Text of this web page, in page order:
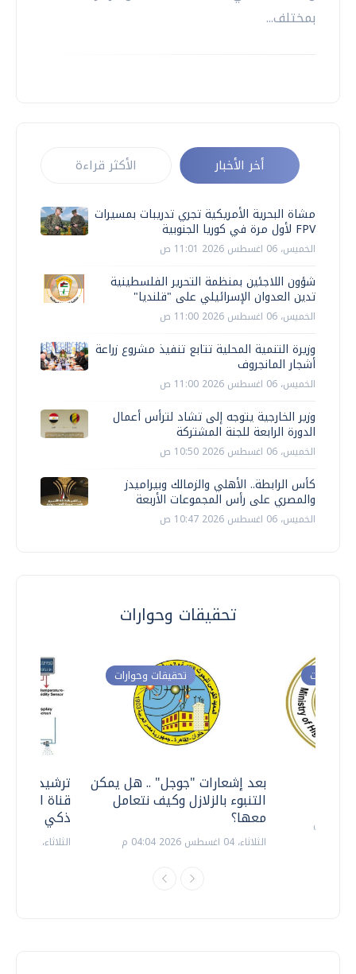
بمختلف...
أخر الأخبار الأكثر قراءة
مشاة البحرية الأمريكية تجري تدريبات بمسيرات
FPV لأول مرة في كوريا الجنوبية
الخميس، 06 اغسطس 2026 11:01 ص
شؤون اللاجئين بمنظمة التحرير الفلسطينية
تدين العدوان الإسرائيلي على "قلنديا"
الخميس، 06 اغسطس 2026 11:00 ص
وزيرة التنمية المحلية تتابع تنفيذ مشروع زراعة
أشجار المانجروف
الخميس، 06 اغسطس 2026 11:00 ص
وزير الخارجية يتوجه إلى تشاد لترأس أعمال
الدورة الرابعة للجنة المشتركة
الخميس، 06 اغسطس 2026 10:50 ص
كأس الرابطة.. الأهلي والزمالك وبيراميدز
والمصري على رأس المجموعات الأربعة
الخميس، 06 اغسطس 2026 10:47 ص
تحقيقات وحوارات
ترشيدا
قناة
ذكي
الثلاثاء، 14 يوليو 2026 06:11 م
تحقيقات وحوارات
بعد إشعارات "جوجل" .. هل يمكن
التنبوء بالزلازل وكيف نتعامل
معها؟
الثلاثاء، 04 اغسطس 2026 04:04 م
وحوارات